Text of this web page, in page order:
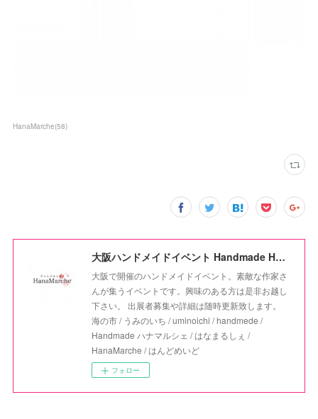
HanaMarche(58)
大阪ハンドメイドイベント Handmade HanaMarche
大阪で開催のハンドメイドイベント。素敵な作家さ
んが集うイベントです。興味のある方は是非お越し
下さい。 出展者募集や詳細は随時更新致します。
海の市 / うみのいち / uminoichi / handmede /
Handmade ハナマルシェ / はなまるしぇ /
HanaMarche / はんどめいど
フォロー